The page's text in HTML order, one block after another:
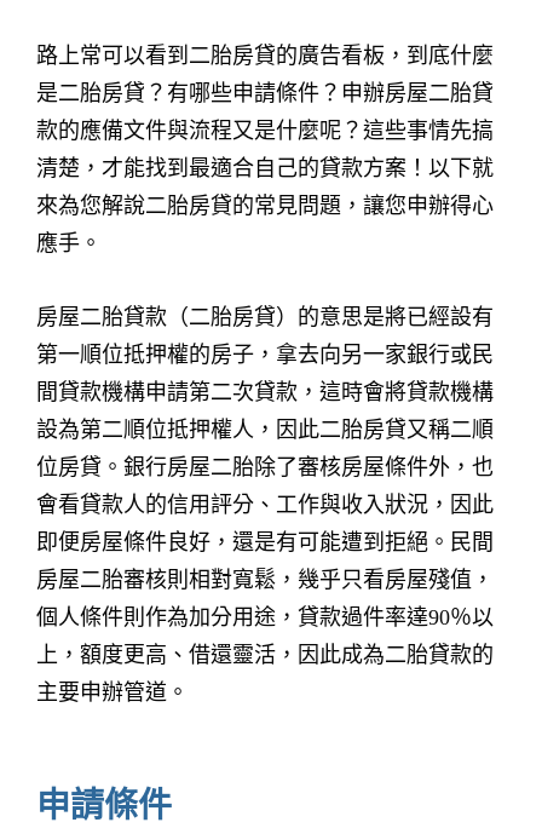
路上常可以看到二胎房貸的廣告看板，到底什麼
是二胎房貸？有哪些申請條件？申辦房屋二胎貸
款的應備文件與流程又是什麼呢？這些事情先搞
清楚，才能找到最適合自己的貸款方案！以下就
來為您解說二胎房貸的常見問題，讓您申辦得心
應手。
房屋二胎貸款（二胎房貸）的意思是將已經設有
第一順位抵押權的房子，拿去向另一家銀行或民
間貸款機構申請第二次貸款，這時會將貸款機構
設為第二順位抵押權人，因此二胎房貸又稱二順
位房貸。銀行房屋二胎除了審核房屋條件外，也
會看貸款人的信用評分、工作與收入狀況，因此
即便房屋條件良好，還是有可能遭到拒絕。民間
房屋二胎審核則相對寬鬆，幾乎只看房屋殘值，
個人條件則作為加分用途，貸款過件率達90％以
上，額度更高、借還靈活，因此成為二胎貸款的
主要申辦管道。
申請條件